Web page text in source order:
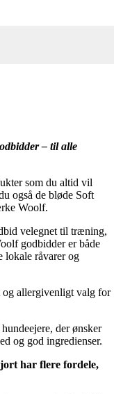
– til alle
som du altid vil
også de bløde Soft
Woolf.
velegnet til træning,
godbidder er både
lokale råvarer og
allergivenligt valg for
der ønsker
og god ingredienser.
har flere fordele,